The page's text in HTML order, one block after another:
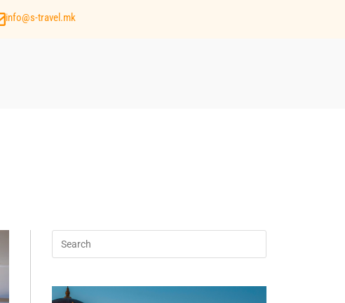
info@s-travel.mk